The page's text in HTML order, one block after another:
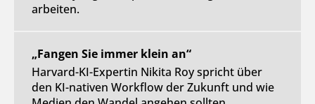
arbeiten.
„Fangen Sie immer klein an“
Harvard-KI-Expertin Nikita Roy spricht über
den KI-nativen Workflow der Zukunft und wie